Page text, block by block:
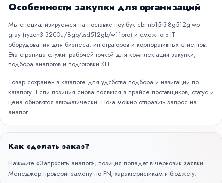
Особенности закупки для организаций
Мы специализируемся на поставке ноутбук cbr-nb15r3-8g512g-wp
gray (ryzen3 3200u/8gb/ssd512gb/w11pro) и смежного IT-
оборудования для бизнеса, интеграторов и корпоративных клиентов.
Эта страница служит рабочей точкой для комплектации закупки,
подбора аналогов и подготовки КП.
Товар сохранен в каталоге для удобства подбора и навигации по
каталогу. Если позиция снова появится в прайсе поставщиков, статус и
цена обновятся автоматически. Пока можно отправить запрос на
аналог.
Как сделать заказ?
Нажмите «Запросить аналог», позиция попадет в черновик заявки.
Менеджер проверит замену по PN, характеристикам и бюджету.